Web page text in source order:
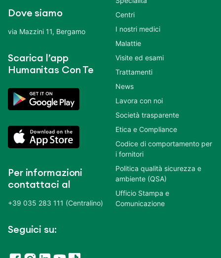
Dove siamo
via Mazzini 11, Bergamo
Scarica l’app
Humanitas Con Te
Per informazioni
contattaci al
+39 035 283 111 (Centralino)
Seguici su:
Centri
I nostri medici
Malattie
Visite ed esami
Trattamenti
News
Lavora con noi
Società trasparente
Etica e Compliance
Codice di comportamento per
i fornitori
Politica qualità sicurezza e
ambiente (QSA)
Ufficio Stampa e
Comunicazione